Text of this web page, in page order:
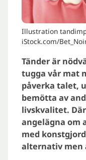
Illustration
iStock.com/
Tänder är
tugga vår mat
påverka talet,
bemötta av
livskvalitet.
angelägna om
med
alternativ men